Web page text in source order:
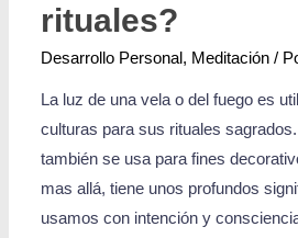
rituales?
Desarrollo Personal, Meditación /
La luz de una vela o del fuego es
culturas para sus rituales
también se usa para fines
mas allá, tiene unos profundos
usamos con intención y